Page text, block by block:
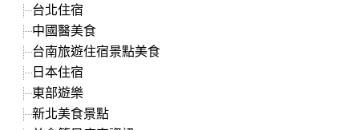
台北住宿
中國醫美食
台南旅遊住宿景點美食
日本住宿
東部遊樂
新北美食景點